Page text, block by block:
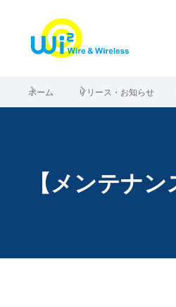
ホーム リリース・お知らせ
【メンテナ